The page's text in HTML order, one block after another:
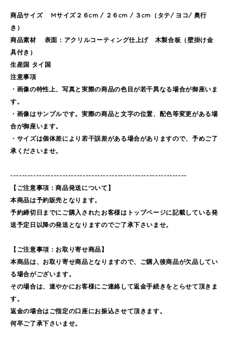
商品サイズ Mサイズ２６cm / ２６cm / ３cm（タテ/ ヨコ/ 奥行
き）
商品素材 表面：アクリルコーティング仕上げ 木製合板（壁掛け金
具付き）
生産国 タイ国
注意事項
・画像の特性上、写真と実際の商品の色目が若干異なる場合が御座いま
す。
・画像はサンプルです。実際の商品と文字の位置、配色等変更がある場
合が御座います。
・サイズは個体差により若干誤差がある場合がありますので、予めご了
承くださいませ。
-------------------------------------------------------------
【ご注意事項：商品発送について】
本商品は予約販売となります。
予約締切日までにご購入されたお客様はトップページに記載している発
送予定日以降の発送となりますのでご了承下さいませ。
【ご注意事項：お取り寄せ商品】
本商品は、お取り寄せ商品となりますので、ご購入後商品が欠品してい
る場合がございます。
その場合は、速やかにお客様にご連絡して返金手続きをとらせて頂きま
す。
返金の場合はご指定の口座にお振込させて頂きます。
何卒ご了承下さいませ。